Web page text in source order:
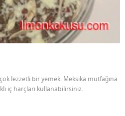
çok lezzetli bir yemek. Meksika mutfağına
iç harçları kullanabilirsiniz.